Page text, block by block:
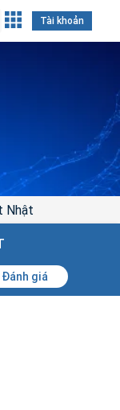
Tài khoản
Nhật
Đánh giá